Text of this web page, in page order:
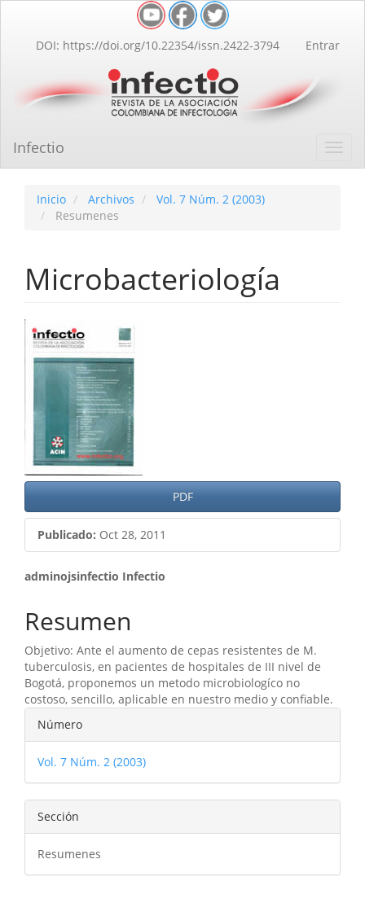
Contenido
principal
lateral
DOI: https://doi.org/10.22354/issn.2422-3794 Entrar
Infectio
Inicio Archivos
Vol. 7 Núm. 2 (2003)
Resumenes
Microbacteriología
Barra
lateral
del
artículo
PDF
Publicado: Oct 28, 2011
Contenido
principal
del
artículo
adminojsinfectio Infectio
Resumen
Objetivo: Ante el aumento de cepas resistentes de M.
tuberculosis, en pacientes de hospitales de III nivel de
Bogotá, proponemos un metodo microbiologíco no
costoso, sencillo, aplicable en nuestro medio y confiable.
Detalles
del
artículo
Número
Vol. 7 Núm. 2 (2003)
Sección
Resumenes